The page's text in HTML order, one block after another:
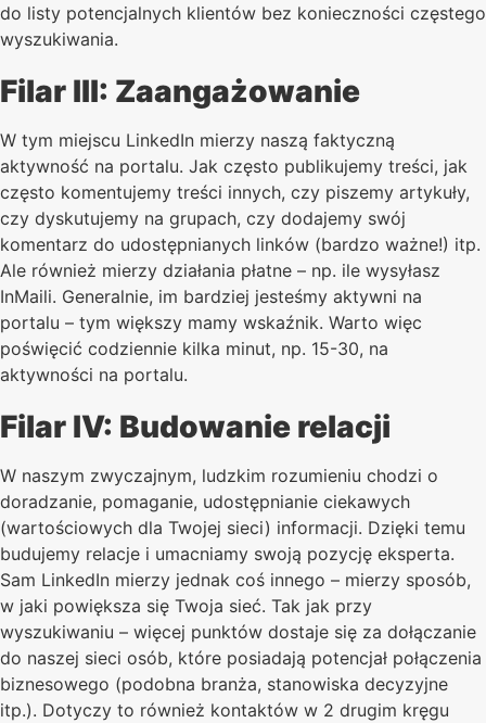
do listy potencjalnych klientów bez konieczności częstego
wyszukiwania.
Filar III: Zaangażowanie
W tym miejscu LinkedIn mierzy naszą faktyczną
aktywność na portalu. Jak często publikujemy treści, jak
często komentujemy treści innych, czy piszemy artykuły,
czy dyskutujemy na grupach, czy dodajemy swój
komentarz do udostępnianych linków (bardzo ważne!) itp.
Ale również mierzy działania płatne – np. ile wysyłasz
InMaili. Generalnie, im bardziej jesteśmy aktywni na
portalu – tym większy mamy wskaźnik. Warto więc
poświęcić codziennie kilka minut, np. 15-30, na
aktywności na portalu.
Filar IV: Budowanie relacji
W naszym zwyczajnym, ludzkim rozumieniu chodzi o
doradzanie, pomaganie, udostępnianie ciekawych
(wartościowych dla Twojej sieci) informacji. Dzięki temu
budujemy relacje i umacniamy swoją pozycję eksperta.
Sam LinkedIn mierzy jednak coś innego – mierzy sposób,
w jaki powiększa się Twoja sieć. Tak jak przy
wyszukiwaniu – więcej punktów dostaje się za dołączanie
do naszej sieci osób, które posiadają potencjał połączenia
biznesowego (podobna branża, stanowiska decyzyjne
itp.). Dotyczy to również kontaktów w 2 drugim kręgu